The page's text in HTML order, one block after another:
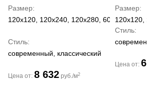
Размер
120x120, 120x240, 120x280, 60x120,
Стиль
современный, классический
Цена от: 8 632 руб./м2
Размер
120x120,
Стиль
Цена от: